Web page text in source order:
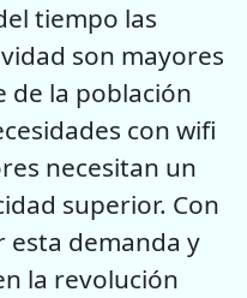
tiempo las
son mayores
de la población
con wifi
necesitan un
superior. Con
esta demanda y
la revolución